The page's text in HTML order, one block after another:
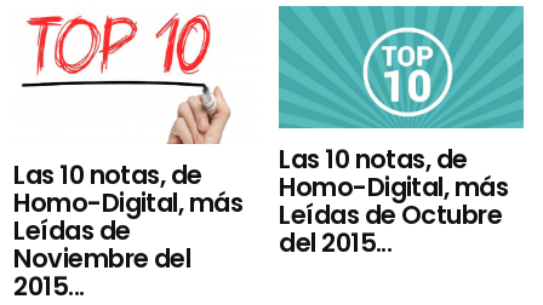
Las 10 notas, de
Homo-Digital, más
Leídas de
Noviembre del
2015...
Las 10 notas, de
Homo-Digital, más
Leídas de Octubre
del 2015...